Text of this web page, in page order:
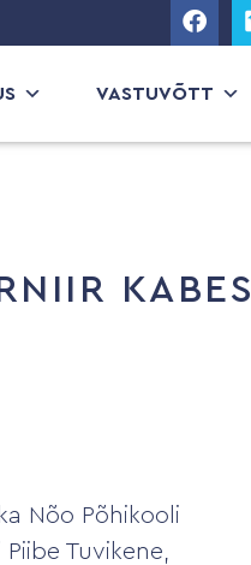
VASTUVÕTT
KABES
Nõo Põhikooli
Tuvikene,